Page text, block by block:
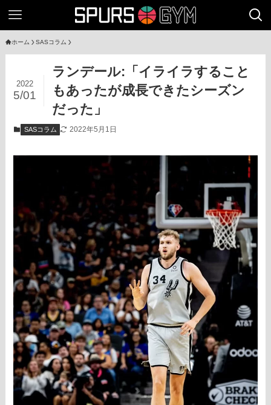
ホーム SASコラム
ランデール:「イライラすること
もあったが成長できたシーズン
だった」
2022
5/01
SASコラム 2022年5月1日